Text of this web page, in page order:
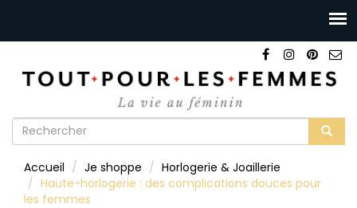
Formulaire
recherche
Accueil Je shoppe
Horlogerie & Joaillerie
Haute-horlogerie : des complications douces pour
les femmes